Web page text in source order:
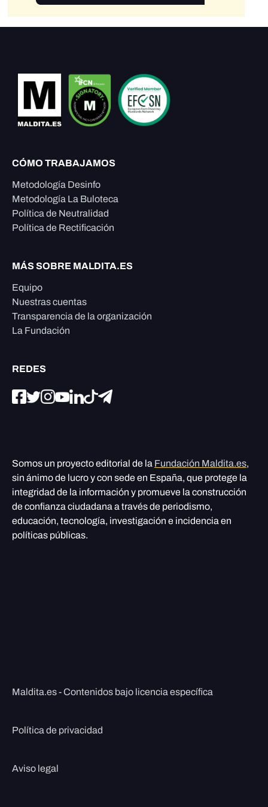
CÓMO TRABAJAMOS
Metodología Desinfo
Metodología La Buloteca
Política de Neutralidad
Política de Rectificación
MÁS SOBRE MALDITA.ES
Equipo
Nuestras cuentas
Transparencia de la organización
La Fundación
REDES
Somos un proyecto editorial de la Fundación Maldita.es,
sin ánimo de lucro y con sede en España, que protege la
integridad de la información y promueve la construcción
de confianza ciudadana a través de periodismo,
educación, tecnología, investigación e incidencia en
políticas públicas.
Maldita.es - Contenidos bajo licencia específica
Política de privacidad
Aviso legal